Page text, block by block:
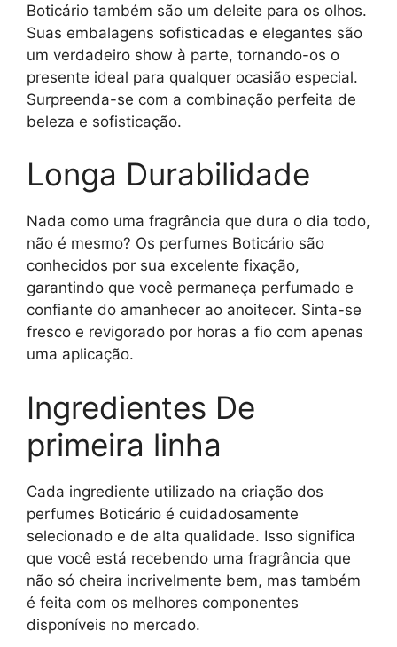
Boticário também são um deleite para os olhos.
Suas embalagens sofisticadas e elegantes são
um verdadeiro show à parte, tornando-os o
presente ideal para qualquer ocasião especial.
Surpreenda-se com a combinação perfeita de
beleza e sofisticação.
Longa Durabilidade
Nada como uma fragrância que dura o dia todo,
não é mesmo? Os perfumes Boticário são
conhecidos por sua excelente fixação,
garantindo que você permaneça perfumado e
confiante do amanhecer ao anoitecer. Sinta-se
fresco e revigorado por horas a fio com apenas
uma aplicação.
Ingredientes De
primeira linha
Cada ingrediente utilizado na criação dos
perfumes Boticário é cuidadosamente
selecionado e de alta qualidade. Isso significa
que você está recebendo uma fragrância que
não só cheira incrivelmente bem, mas também
é feita com os melhores componentes
disponíveis no mercado.